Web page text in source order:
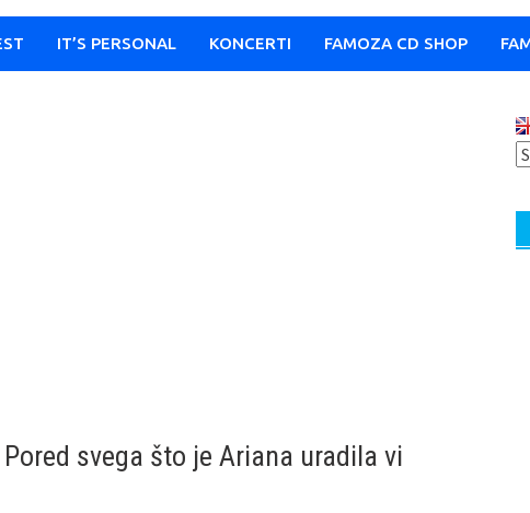
IT’S PERSONAL KONCERTI FAMOZA CD SHOP
svega što je Ariana uradila vi